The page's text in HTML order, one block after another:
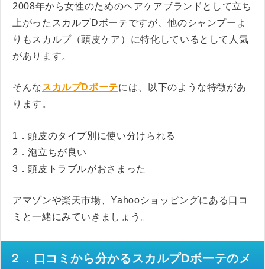
2008年から女性のためのヘアケアブランドとして立ち
上がったスカルプDボーテですが、他のシャンプーよ
りもスカルプ（頭皮ケア）に特化しているとして人気
があります。
そんな スカルプDボーテには、以下のような特徴があ
ります。
1．頭皮のタイプ別に使い分けられる
2．泡立ちが良い
3．頭皮トラブルがおさまった
アマゾンや楽天市場、Yahooショッピングにある口コ
ミと一緒にみていきましょう。
２．口コミから分かるスカルプDボーテのメ